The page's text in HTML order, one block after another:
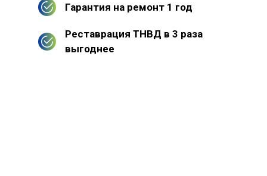
Гарантия на ремонт 1 год
Реставрация ТНВД в 3 раза
выгоднее